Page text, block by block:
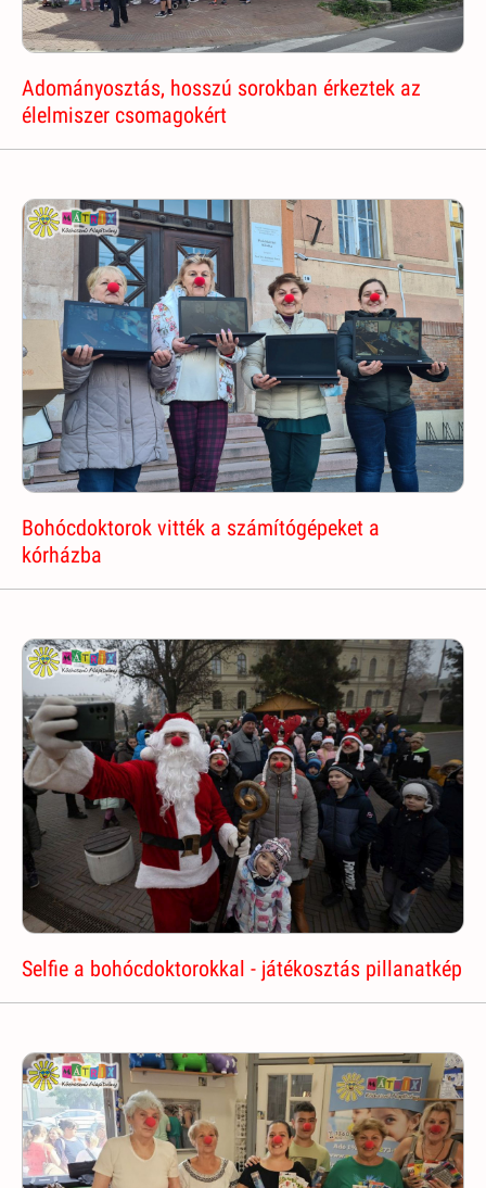
Adományosztás, hosszú sorokban érkeztek az
élelmiszer csomagokért
Bohócdoktorok vitték a számítógépeket a
kórházba
Selfie a bohócdoktorokkal - játékosztás pillanatkép